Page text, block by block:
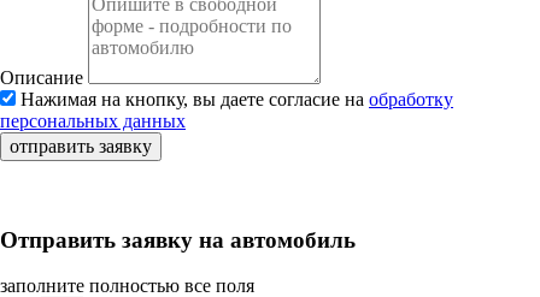
Описание
Нажимая на кнопку, вы даете согласие на обработку
персональных данных
отправить заявку
Отправить заявку на автомобиль
заполните полностью все поля